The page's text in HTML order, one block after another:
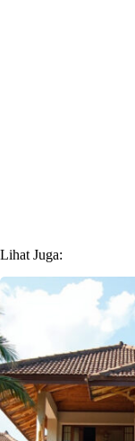
Lihat Juga: